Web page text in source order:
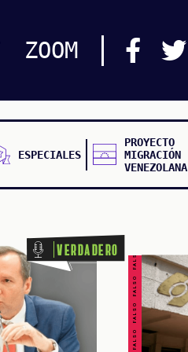
ZOOM
ESPECIALES
PROYECTO
MIGRACIÓN
VENEZOLANA
Verdadero FALSO FALSO FALSO FALSO FALSO FALSO FALSO